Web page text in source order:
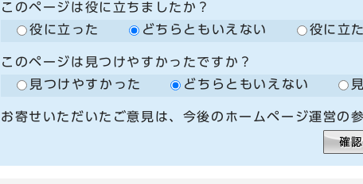
このページは役に立ちましたか？
役に立った
どちらともいえない 役に立
このページは見つけやすかったですか？
見つけやすかった
どちらともいえない
お寄せいただいたご意見は、今後のホームページ運営の